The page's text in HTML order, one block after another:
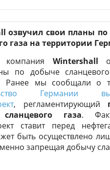
озвучил свои планы
газа на территории
компания Wintershall
по добыче
Ранее мы сообщали о
Германии
, регламентирующий
газа.
ставит перед
быть осуществлено
запрещая добычу